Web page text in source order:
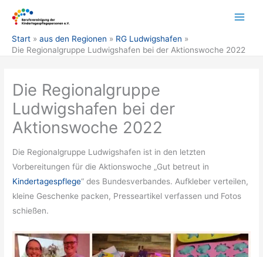
Inhalt
springen
Start aus den Regionen
RG Ludwigshafen
Die Regionalgruppe Ludwigshafen bei der Aktionswoche 2022
Die Regionalgruppe
Ludwigshafen bei der
Aktionswoche 2022
Die Regionalgruppe Ludwigshafen ist in den letzten
Vorbereitungen für die Aktionswoche „Gut betreut in
Kindertagespflege“ des Bundesverbandes. Aufkleber verteilen,
kleine Geschenke packen, Presseartikel verfassen und Fotos
schießen.